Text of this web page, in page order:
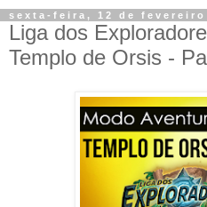
sexta-feira, 12 de fevereiro
Liga dos
Templo de Orsis -